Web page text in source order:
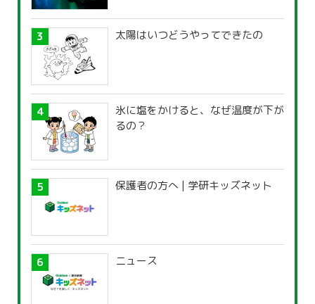
太陽はいつどうやってできたの
氷に塩をかけると、なぜ温度が下が
るの？
保護者の方へ | 学研キッズネット
ニュース